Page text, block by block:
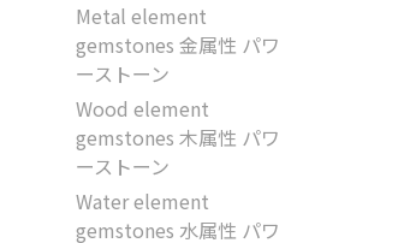
Metal element
gemstones 金属性 パワ
ーストーン
Wood element
gemstones 木属性 パワ
ーストーン
Water element
gemstones 水属性 パワ